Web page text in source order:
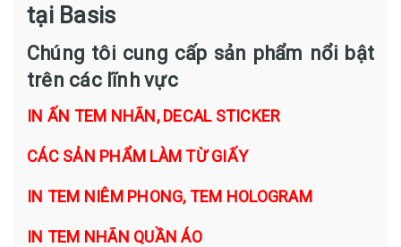
tại Basis
Chúng tôi cung cấp sản phẩm nổi bật
trên các lĩnh vực
IN ẤN TEM NHÃN, DECAL STICKER
CÁC SẢN PHẨM LÀM TỪ GIẤY
IN TEM NIÊM PHONG, TEM HOLOGRAM
IN TEM NHÃN QUẦN ÁO